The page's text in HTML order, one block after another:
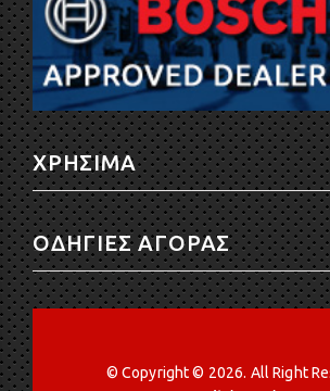
ΧΡΗΣΙΜΑ
ΟΔΗΓΙΕΣ ΑΓΟΡΑΣ
© Copyright © 2026. All Right